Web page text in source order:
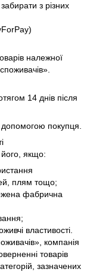
з різних
належної
14 днів після
допомогою покупця.
якщо:
плям тощо;
фабрична
властивості.
компанія
товарів
зазначених